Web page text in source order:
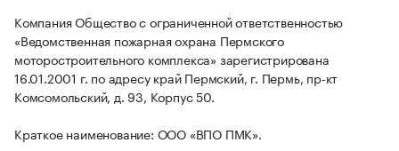
Компания Общество с ограниченной ответственностью
«Ведомственная пожарная охрана Пермского
моторостроительного комплекса» зарегистрирована
16.01.2001 г. по адресу край Пермский, г. Пермь, пр-кт
Комсомольский, д. 93, Корпус 50.
Краткое наименование: ООО «ВПО ПМК».